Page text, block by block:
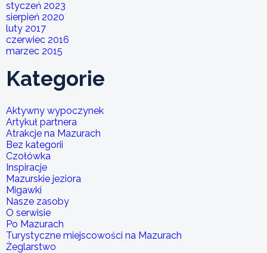
styczeń 2023
sierpień 2020
luty 2017
czerwiec 2016
marzec 2015
Kategorie
Aktywny wypoczynek
Artykuł partnera
Atrakcje na Mazurach
Bez kategorii
Czołówka
Inspiracje
Mazurskie jeziora
Migawki
Nasze zasoby
O serwisie
Po Mazurach
Turystyczne miejscowości na Mazurach
Żeglarstwo